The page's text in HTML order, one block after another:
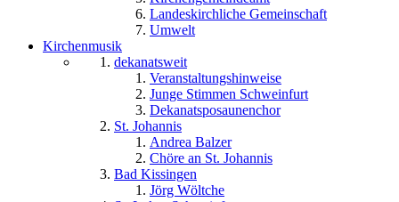
Landeskirchliche Gemeinschaft
Umwelt
Kirchenmusik
dekanatsweit
Veranstaltungshinweise
Junge Stimmen Schweinfurt
Dekanatsposaunenchor
St. Johannis
Andrea Balzer
Chöre an St. Johannis
Bad Kissingen
Jörg Wöltche